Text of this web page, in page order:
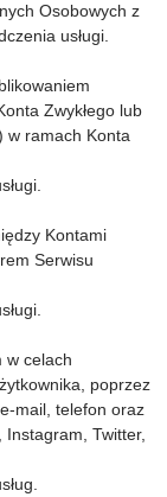
Osobowych z
usługi.
Zwykłego lub
w ramach Konta
Kontami
Serwisu
w celach
poprzez
mail, telefon oraz
Twitter,